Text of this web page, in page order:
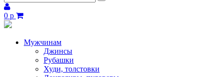
0 р
Мужчинам
Джинсы
Рубашки
Худи, толстовки